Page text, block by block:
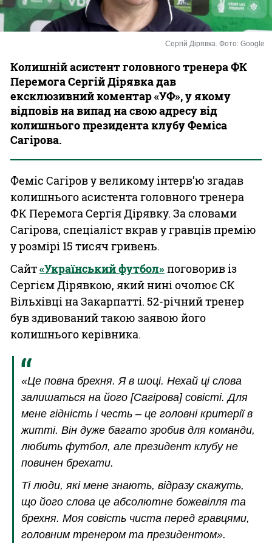
Сергій Дірявка. Фото: Google
Колишній асистент головного тренера ФК
Перемога Сергій Дірявка дав
ексклюзивний коментар «УФ», у якому
відповів на випад на свою адресу від
колишнього президента клубу Феміса
Сагірова.
Феміс Сагіров у великому інтерв’ю згадав
колишнього асистента головного тренера
ФК Перемога Сергія Дірявку. За словами
Сагірова, спеціаліст вкрав у гравців премію
у розмірі 15 тисяч гривень.
Сайт«Український футбол»поговорив із
Сергієм Дірявкою, який нині очолює СК
Вільхівці на Закарпатті. 52-річний тренер
був здивований такою заявою його
колишнього керівника.
«Це повна брехня. Я в шоці. Нехай ці слова
залишаться на його [Сагірова] совісті. Для
мене гідність і честь – це головні критерії в
житті. Він дуже багато зробив для команди,
любить футбол, але президент клубу не
повинен брехати.
Ті люди, які мене знають, відразу скажуть,
що його слова це абсолютне божевілля та
брехня. Моя совість чиста перед гравцями,
головним тренером та президентом».